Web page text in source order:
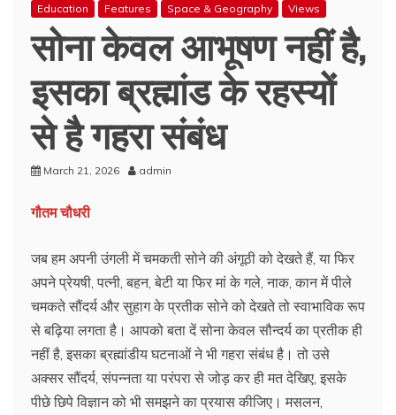
Education Features Space & Geography Views
सोना केवल आभूषण नहीं है,
इसका ब्रह्मांड के रहस्यों
से है गहरा संबंध
March 21, 2026 admin
गौतम चौधरी
जब हम अपनी उंगली में चमकती सोने की अंगूठी को देखते हैं, या फिर
अपने प्रेयषी, पत्नी, बहन, बेटी या फिर मां के गले, नाक, कान में पीले
चमकते सौंदर्य और सुहाग के प्रतीक सोने को देखते तो स्वाभाविक रूप
से बढ़िया लगता है। आपको बता दें सोना केवल सौन्दर्य का प्रतीक ही
नहीं है, इसका ब्रह्मांडीय घटनाओं ने भी गहरा संबंध है। तो उसे
अक्सर सौंदर्य, संपन्नता या परंपरा से जोड़ कर ही मत देखिए, इसके
पीछे छिपे विज्ञान को भी समझने का प्रयास कीजिए। मसलन,